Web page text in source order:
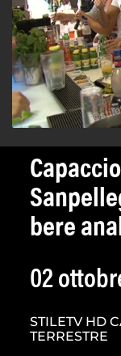
bere
02
STILETV HD
TERRESTRE